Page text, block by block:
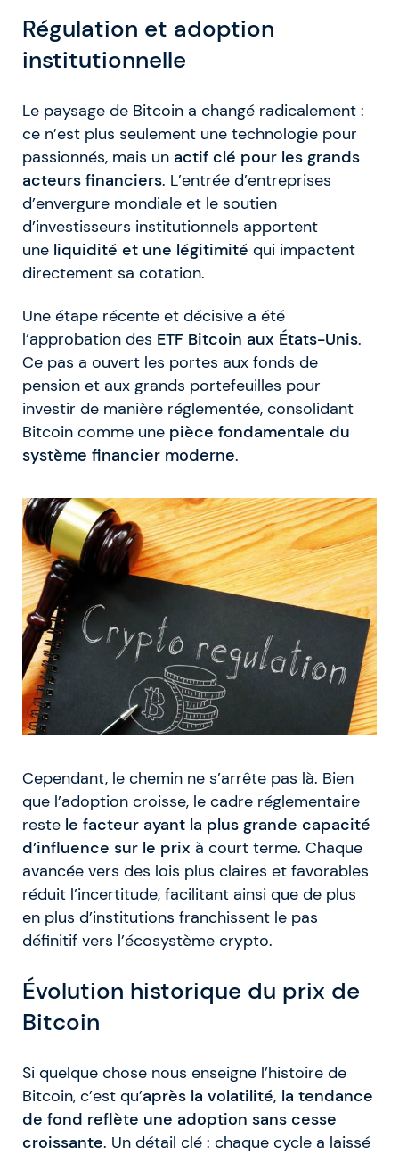
Régulation et adoption
institutionnelle
Le paysage de Bitcoin a changé radicalement :
ce n’est plus seulement une technologie pour
passionnés, mais un actif clé pour les grands
acteurs financiers. L’entrée d’entreprises
d’envergure mondiale et le soutien
d’investisseurs institutionnels apportent
une liquidité et une légitimité qui impactent
directement sa cotation.
Une étape récente et décisive a été
l’approbation des ETF Bitcoin aux États-Unis.
Ce pas a ouvert les portes aux fonds de
pension et aux grands portefeuilles pour
investir de manière réglementée, consolidant
Bitcoin comme une pièce fondamentale du
système financier moderne.
Cependant, le chemin ne s’arrête pas là. Bien
que l’adoption croisse, le cadre réglementaire
reste le facteur ayant la plus grande capacité
d’influence sur le prix à court terme. Chaque
avancée vers des lois plus claires et favorables
réduit l’incertitude, facilitant ainsi que de plus
en plus d’institutions franchissent le pas
définitif vers l’écosystème crypto.
Évolution historique du prix de
Bitcoin
Si quelque chose nous enseigne l’histoire de
Bitcoin, c’est qu’après la volatilité, la tendance
de fond reflète une adoption sans cesse
croissante. Un détail clé : chaque cycle a laissé